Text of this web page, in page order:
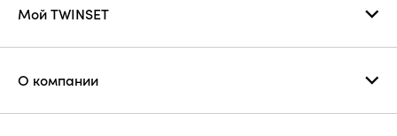
Мой TWINSET
О компании